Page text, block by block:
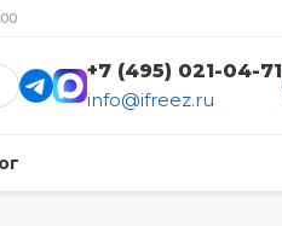
+7 (495) 021-04-71
info@ifreez.ru